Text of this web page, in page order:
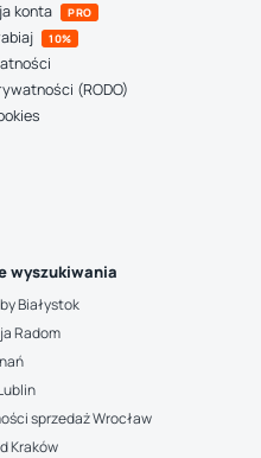
konta
PRO
10%
(RODO)
wyszukiwania
Białystok
Radom
sprzedaż Wrocław
Kraków